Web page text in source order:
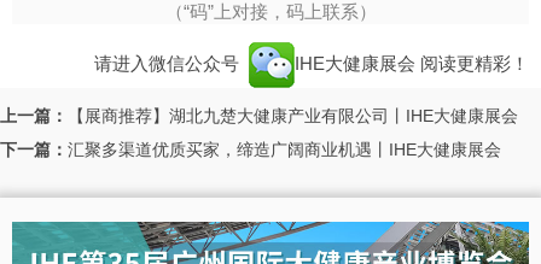
（“码”上对接，码上联系）
请进入微信公众号 IHE大健康展会 阅读更精彩！
上一篇：
【展商推荐】湖北九楚大健康产业有限公司丨IHE大健康展会
下一篇： 汇聚多渠道优质买家，缔造广阔商业机遇丨IHE大健康展会